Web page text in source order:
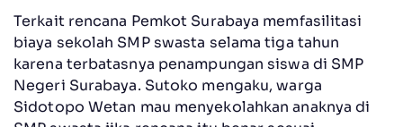
Terkait rencana Pemkot Surabaya memfasilitasi
biaya sekolah SMP swasta selama tiga tahun
karena terbatasnya penampungan siswa di SMP
Negeri Surabaya. Sutoko mengaku, warga
Sidotopo Wetan mau menyekolahkan anaknya di